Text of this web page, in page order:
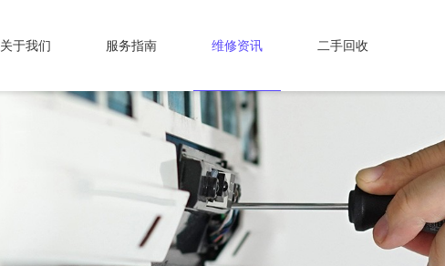
关于我们 服务指南 维修资讯 二手回收